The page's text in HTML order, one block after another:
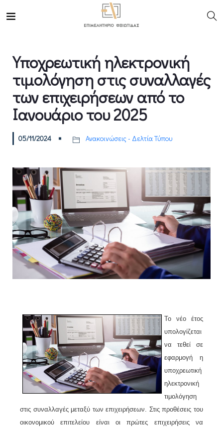
Υποχρεωτική ηλεκτρονική
τιμολόγηση στις συναλλαγές
των επιχειρήσεων από το
Ιανουάριο του 2025
05/11/2024 Ανακοινώσεις - Δελτία Τύπου
Το νέο έτος
υπολογίζεται
να τεθεί σε
εφαρμογή η
υποχρεωτική
ηλεκτρονική
τιμολόγηση
στις συναλλαγές μεταξύ των επιχειρήσεων. Στις προθέσεις του
οικονομικού επιτελείου είναι οι πρώτες επιχειρήσεις να